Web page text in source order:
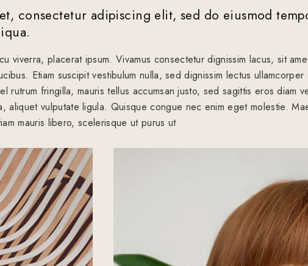
consectetur adipiscing elit, sed do eiusmod
viverra, placerat ipsum. Vivamus consectetur dignissim lacus, sit
Etiam suscipit vestibulum nulla, sed dignissim lectus
rutrum fringilla, mauris tellus accumsan justo, sed sagittis eros diam
aliquet vulputate ligula. Quisque congue nec enim eget molestie.
mauris libero, scelerisque ut purus ut